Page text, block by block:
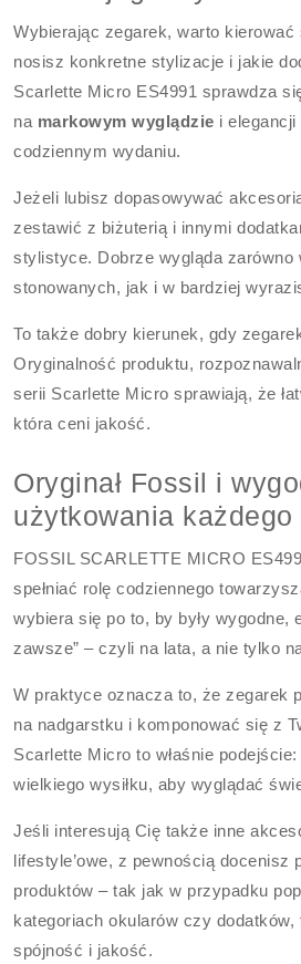
Wybierając zegarek, warto
nosisz konkretne stylizacje i jakie
Scarlette Micro ES4991 sprawdza
na markowym wyglądzie i
codziennym wydaniu.
Jeżeli lubisz dopasowywać
zestawić z biżuterią i innymi
stylistyce. Dobrze wygląda zarówno
stonowanych, jak i w bardziej
To także dobry kierunek, gdy
Oryginalność produktu,
serii Scarlette Micro sprawiają, że
która ceni jakość.
Oryginał Fossil i
użytkowania każdego
FOSSIL SCARLETTE MICRO
spełniać rolę codziennego
wybiera się po to, by były wygodne,
zawsze” – czyli na lata, a nie tylko
W praktyce oznacza to, że zegarek
na nadgarstku i komponować się z
Scarlette Micro to właśnie
wielkiego wysiłku, aby wyglądać
Jeśli interesują Cię także inne
lifestyle’owe, z pewnością docenisz
produktów – tak jak w przypadku
kategoriach okularów czy
spójność i jakość.